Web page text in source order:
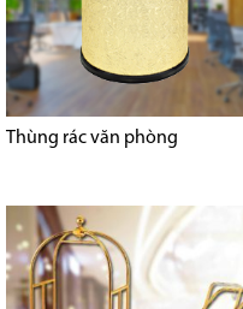
Thùng rác văn phòng